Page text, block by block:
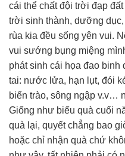
cái thể chất đội trời đạp
trời sinh thành, dưỡng
rùa kia đều sống yên vui.
vui sướng bụng miệng
phát sinh cái họa đao
tai: nước lửa, hạn lụt, đói
biển trào, sông ngập v.v…
Giống như biếu quà cuối
quà lại, quyết chẳng bao
hoặc chỉ nhận quà chứ